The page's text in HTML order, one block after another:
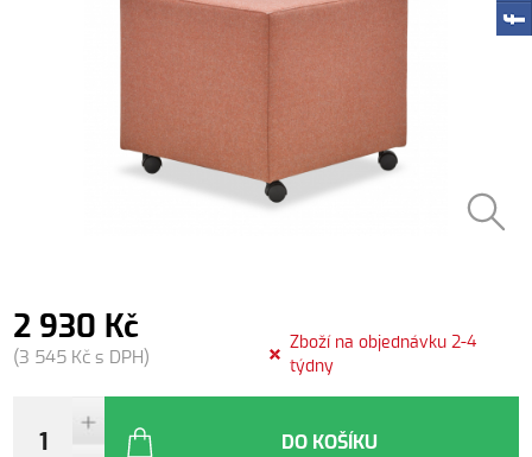
2 930 Kč
(3 545 Kč s DPH)
Zboží na objednávku 2-4
týdny
DO KOŠÍKU